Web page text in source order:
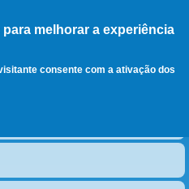
melhorar a experiência
consente com a ativação dos
, ir para a
página principal
diferente